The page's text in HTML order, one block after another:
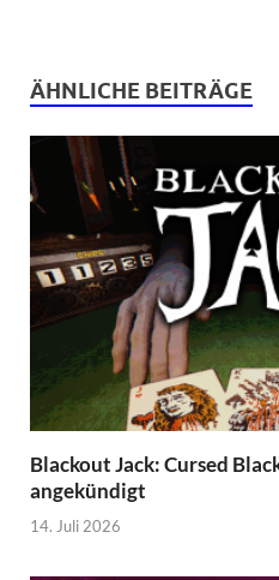
ÄHNLICHE BEITRÄGE
Blackout Jack: Cursed
angekündigt
14. Juli 2026